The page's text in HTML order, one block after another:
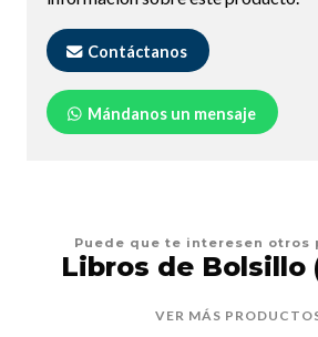
Contáctanos
Mándanos un mensaje
Puede que te interesen otros
Libros de Bolsillo
VER MÁS